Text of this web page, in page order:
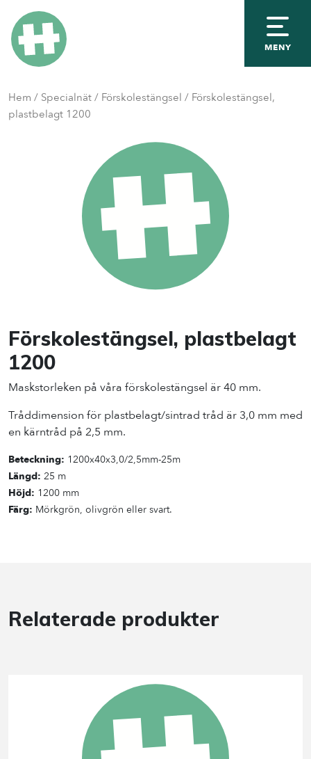
MENY
Hem / Specialnät / Förskolestängsel / Förskolestängsel,
plastbelagt 1200
Förskolestängsel, plastbelagt
1200
Maskstorleken på våra förskolestängsel är 40 mm.
Tråddimension för plast­belagt/sintrad tråd är 3,0 mm med
en kärntråd på 2,5 mm.
Beteckning: 1200x40x3,0/2,5mm-25m
Längd: 25 m
Höjd: 1200 mm
Färg: Mörkgrön, olivgrön eller svart.
Relaterade produkter